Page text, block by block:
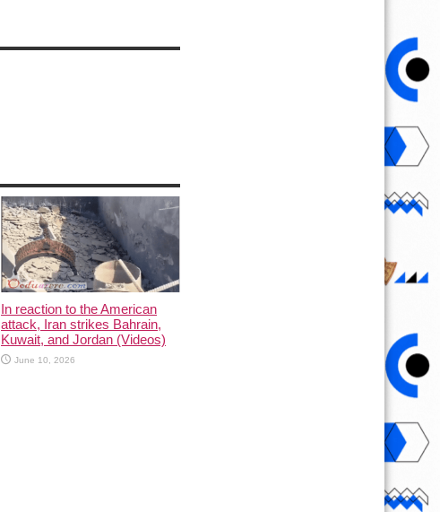
In reaction to the American
attack, Iran strikes Bahrain,
Kuwait, and Jordan (Videos)
June 10, 2026